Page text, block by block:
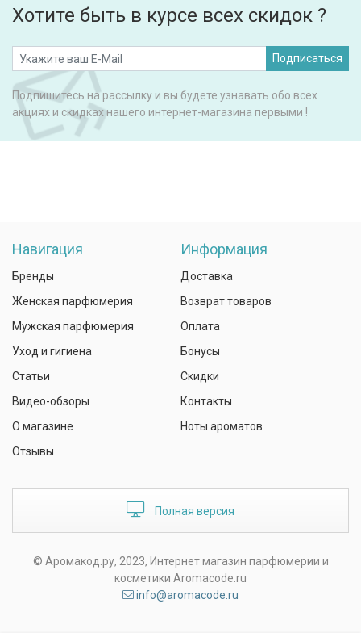
Хотите быть в курсе всех скидок ?
Подписаться
Подпишитесь на рассылку и вы будете узнавать обо всех
акциях и скидках нашего интернет-магазина первыми !
Навигация
Бренды
Женская парфюмерия
Мужская парфюмерия
Уход и гигиена
Статьи
Видео-обзоры
О магазине
Отзывы
Информация
Доставка
Возврат товаров
Оплата
Бонусы
Скидки
Контакты
Ноты ароматов
Полная версия
© Аромакод.ру, 2023, Интернет магазин парфюмерии и
косметики Aromacode.ru
info@aromacode.ru